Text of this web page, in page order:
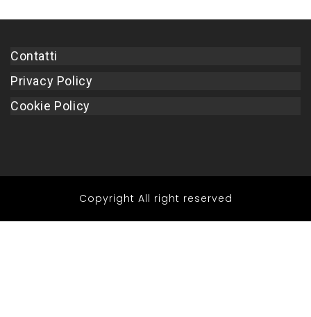
Contatti
Privacy Policy
Cookie Policy
Copyright All right reserved